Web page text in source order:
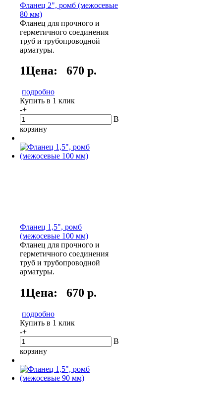
Фланец 2", ромб (межосевые
80 мм)
Фланец для прочного и
герметичного соединения
труб и трубопроводной
арматуры.
1Цена: 670 р.
подробно
Купить в 1 клик
-+
В
корзину
Фланец 1,5", ромб
(межосевые 100 мм)
Фланец для прочного и
герметичного соединения
труб и трубопроводной
арматуры.
1Цена: 670 р.
подробно
Купить в 1 клик
-+
В
корзину